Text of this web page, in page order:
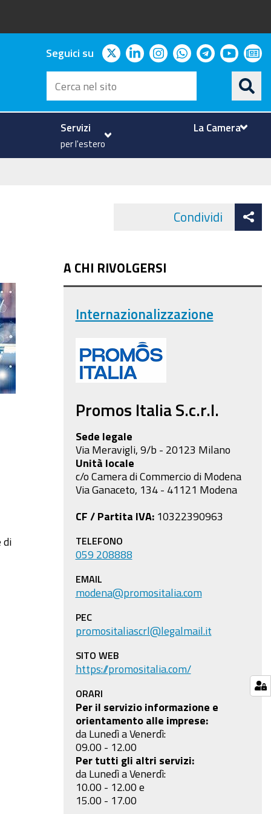
Seguici su twitterlinkedininstagram
whatsapp
telegram
Cerca
nel
sito
Servizi
per l'estero
La Camera
di
Condividi
A CHI RIVOLGERSI
Internazionalizzazione
Promos Italia S.c.r.l.
Sede legale
Via Meravigli, 9/b - 20123 Milano
Unità locale
c/o Camera di Commercio di Modena
Via Ganaceto, 134 - 41121 Modena
CF / Partita IVA:10322390963
TELEFONO
059 208888
EMAIL
modena@promositalia.com
PEC
promositaliascrl@legalmail.it
SITO WEB
https://promositalia.com/
ORARI
Per il servizio informazione e
orientamento alle imprese:
da Lunedì a Venerdì:
09.00 - 12.00
Per tutti gli altri servizi:
da Lunedì a Venerdì:
10.00 - 12.00 e
15.00 - 17.00